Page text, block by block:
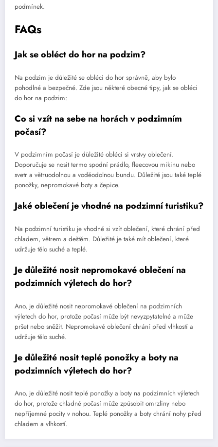
podmínek.
FAQs
Jak se obléct do hor na podzim?
Na podzim je důležité se obléci do hor správně, aby bylo
pohodlné a bezpečné. Zde jsou některé obecné tipy, jak se obléci
do hor na podzim:
Co si vzít na sebe na horách v podzimním
počasí?
V podzimním počasí je důležité obléci si vrstvy oblečení.
Doporučuje se nosit termo spodní prádlo, fleecovou mikinu nebo
svetr a větruodolnou a voděodolnou bundu. Důležité jsou také teplé
ponožky, nepromokavé boty a čepice.
Jaké oblečení je vhodné na podzimní turistiku?
Na podzimní turistiku je vhodné si vzít oblečení, které chrání před
chladem, větrem a deštěm. Důležité je také mít oblečení, které
udržuje tělo suché a teplé.
Je důležité nosit nepromokavé oblečení na
podzimních výletech do hor?
Ano, je důležité nosit nepromokavé oblečení na podzimních
výletech do hor, protože počasí může být nevyzpytatelné a může
pršet nebo sněžit. Nepromokavé oblečení chrání před vlhkostí a
udržuje tělo suché.
Je důležité nosit teplé ponožky a boty na
podzimních výletech do hor?
Ano, je důležité nosit teplé ponožky a boty na podzimních výletech
do hor, protože chladné počasí může způsobit omrzliny nebo
nepříjemné pocity v nohou. Teplé ponožky a boty chrání nohy před
chladem a vlhkostí.